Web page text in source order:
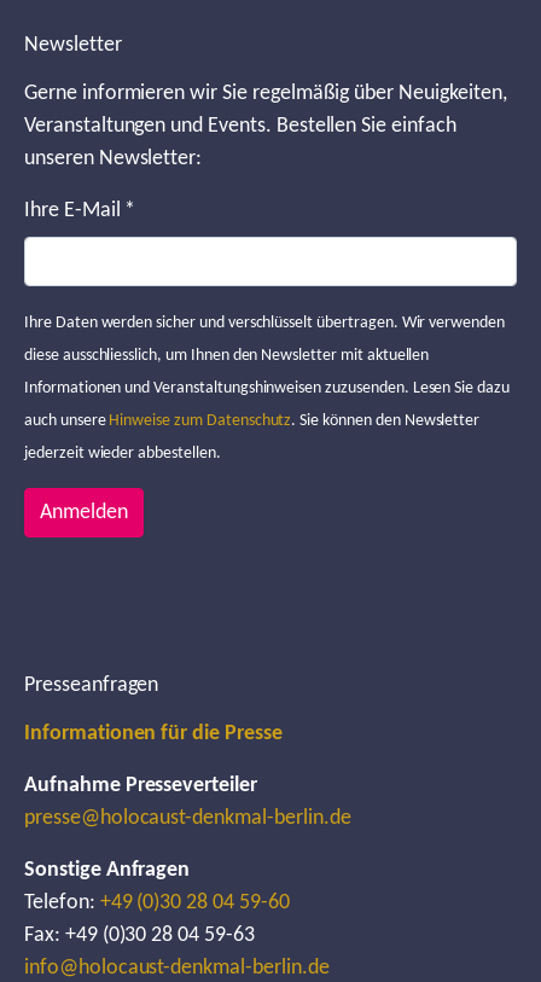
Newsletter
Gerne informieren wir Sie regelmäßig über Neuigkeiten,
Veranstaltungen und Events. Bestellen Sie einfach
unseren Newsletter:
Ihre E-Mail *
Ihre Daten werden sicher und verschlüsselt übertragen. Wir verwenden
diese ausschliesslich, um Ihnen den Newsletter mit aktuellen
Informationen und Veranstaltungshinweisen zuzusenden. Lesen Sie dazu
auch unsere Hinweise zum Datenschutz. Sie können den Newsletter
jederzeit wieder abbestellen.
Anmelden
Presseanfragen
Informationen für die Presse
Aufnahme Presseverteiler
presse@holocaust-denkmal-berlin.de
Sonstige Anfragen
Telefon: +49 (0)30 28 04 59-60
Fax: +49 (0)30 28 04 59-63
info@holocaust-denkmal-berlin.de